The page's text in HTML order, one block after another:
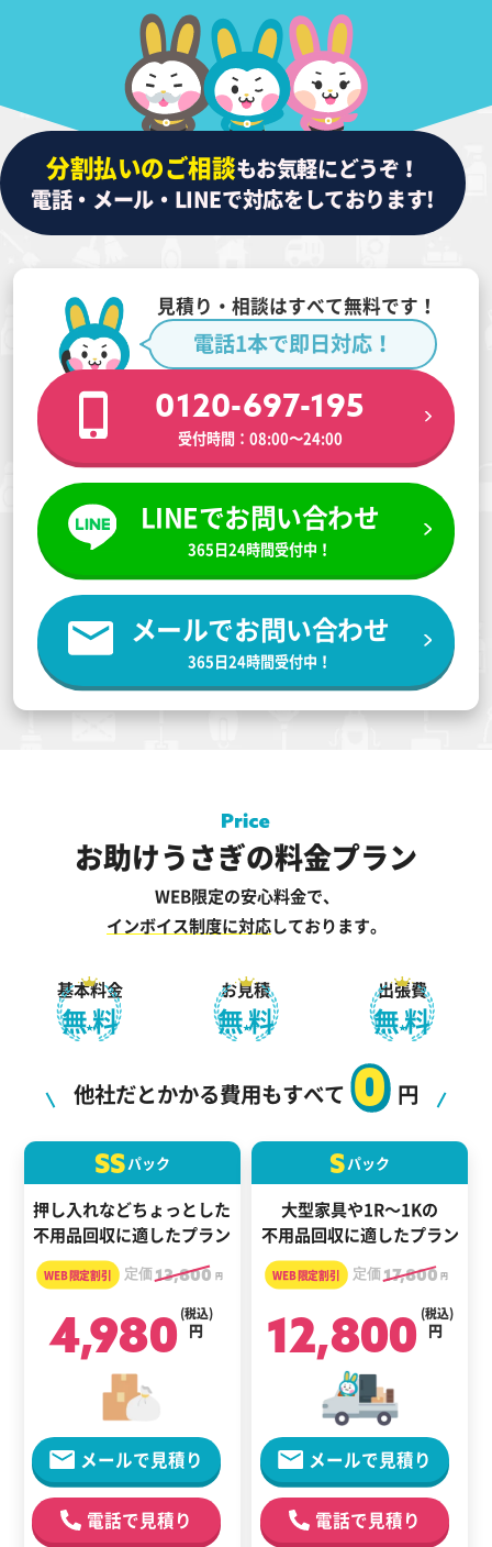
分割払いのご相談もお気軽にどうぞ！
電話・メール・LINEで対応をしております!
見積り・相談はすべて無料です！
電話1本で即日対応！
0120-697-195
受付時間：08:00〜24:00
LINEでお問い合わせ
365日24時間受付中！
メールでお問い合わせ
365日24時間受付中！
お助けうさぎの料金プラン
WEB限定の安心料金で、
インボイス制度に対応しております。
基本料金
無料
お見積
無料
出張費
無料
他社だとかかる費用もすべて
0
円
SSパック
押し入れなどちょっとした
不用品回収に適したプラン
定価13,800 円
4,980 円
(税込)
メールで見積り
電話で見積り
Sパック
大型家具や1R～1Kの
不用品回収に適したプラン
定価17,800 円
12,800 円
(税込)
メールで見積り
電話で見積り